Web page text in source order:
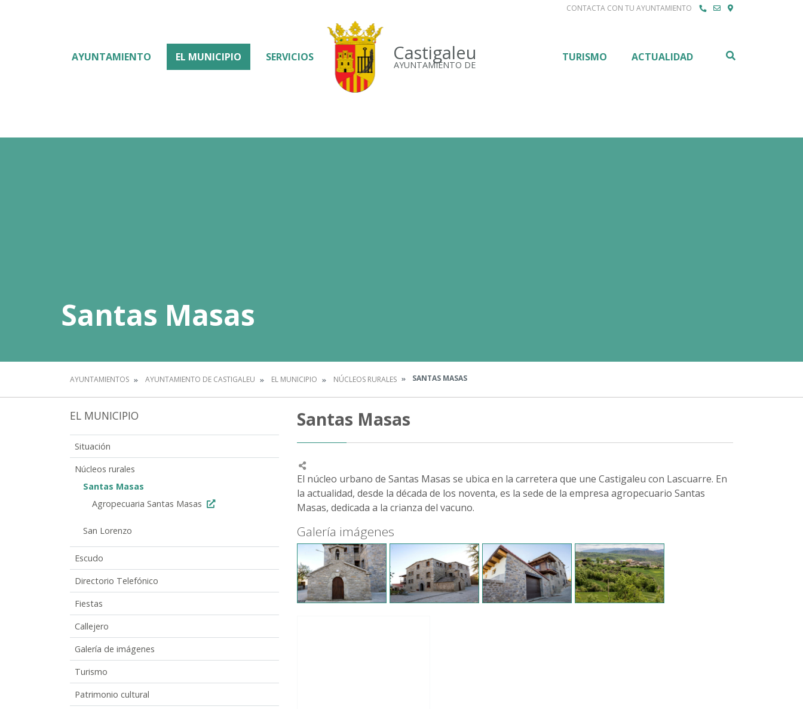
CONTACTA CON TU AYUNTAMIENTO
Castigaleu
AYUNTAMIENTO DE
AYUNTAMIENTO EL MUNICIPIO SERVICIOS TURISMO ACTUALIDAD
Santas Masas
AYUNTAMIENTOS AYUNTAMIENTO DE CASTIGALEU EL MUNICIPIO NÚCLEOS RURALES SANTAS MASAS
EL MUNICIPIO
Situación
Núcleos rurales
Santas Masas
Agropecuaria Santas Masas
San Lorenzo
Escudo
Directorio Telefónico
Fiestas
Callejero
Galería de imágenes
Turismo
Patrimonio cultural
Santas Masas
El núcleo urbano de Santas Masas se ubica en la carretera que une Castigaleu con Lascuarre. En
la actualidad, desde la década de los noventa, es la sede de la empresa agropecuario Santas
Masas, dedicada a la crianza del vacuno.
Galería imágenes